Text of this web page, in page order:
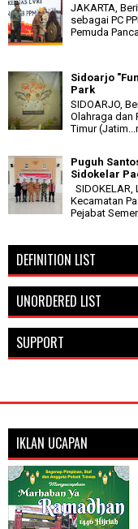
JAKARTA,
sebagai PC
Pemuda
Sidoarjo
Park
SIDOARJO,
Olahraga dan
Timur
Puguh
Sidokelar
Kecamatan
Pejabat
DEFINITION LIST
UNORDERED LIST
SUPPORT
IKLAN UCAPAN